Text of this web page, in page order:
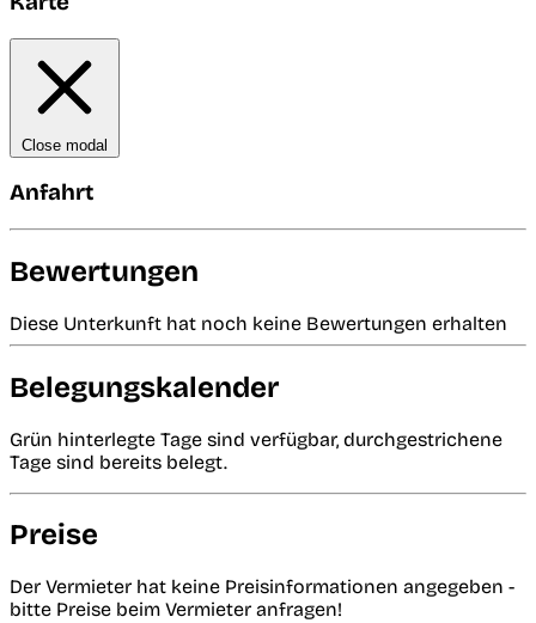
Close modal
Anfahrt
Bewertungen
Diese Unterkunft hat noch keine Bewertungen erhalten
Belegungskalender
Grün hinterlegte Tage sind verfügbar, durchgestrichene
Tage sind bereits belegt.
Preise
Der Vermieter hat keine Preisinformationen angegeben -
bitte Preise beim Vermieter anfragen!